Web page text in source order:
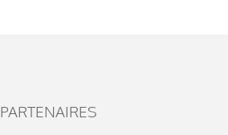
PARTENAIRES